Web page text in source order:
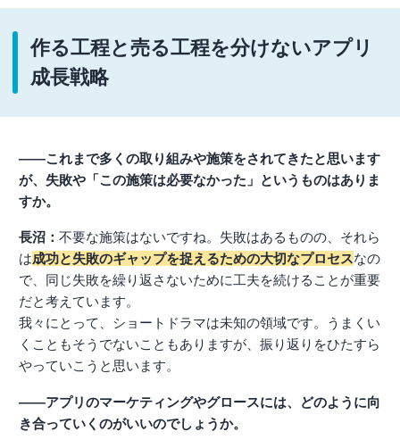
作る工程と売る工程を分けないアプリ
成長戦略
――これまで多くの取り組みや施策をされてきたと思います
が、失敗や「この施策は必要なかった」というものはありま
すか。
長沼： 不要な施策はないですね。失敗はあるものの、それら
は成功と失敗のギャップを捉えるための大切なプロセスなの
で、同じ失敗を繰り返さないために工夫を続けることが重要
だと考えています。
我々にとって、ショートドラマは未知の領域です。うまくい
くこともそうでないこともありますが、振り返りをひたすら
やっていこうと思います。
――アプリのマーケティングやグロースには、どのように向
き合っていくのがいいのでしょうか。